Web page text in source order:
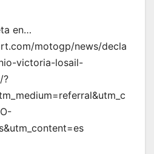
en…
motogp/news/decla
victoria-losail-
?